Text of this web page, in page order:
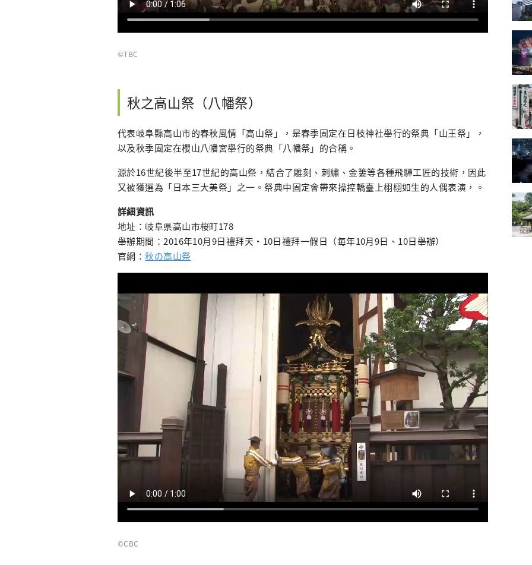
©TBC
秋之高山祭（八幡祭）
代表岐阜縣高山市的春秋風情「高山祭」，是春季固定在日枝神社舉行的祭典「山王祭」，
以及秋季固定在櫻山八幡宮舉行的祭典「八幡祭」的合稱。
源於16世紀後半至17世紀的高山祭，結合了雕刻、刺繡、金簍等各種飛驒工匠的技術，因此
又被獲選為「日本三大美祭」之一。祭典中固定會帶來操控轎臺上栩栩如生的人偶表演，。
詳細資訊
地址：岐阜県高山市桜町178
舉辦期間：2016年10月9日禮拜天・10日禮拜一假日（毎年10月9日、10日舉辦）
官網：秋の高山祭
©CBC